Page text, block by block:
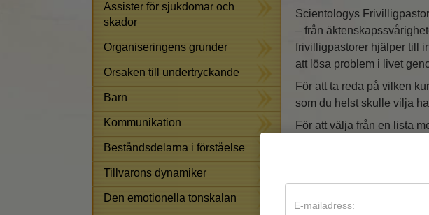
Scientologys
– från
frivilligpastorer hjälper till
att lösa problem i livet
För att ta reda på vilken
som du helst skulle vilja
För att välja från en lista
Assister för sjukdomar och
skador
Organiseringens grunder
Orsaken till undertryckande
Barn
Kommunikation
Beståndsdelarna i förståelse
Tillvarons dynamiker
Den emotionella tonskalan